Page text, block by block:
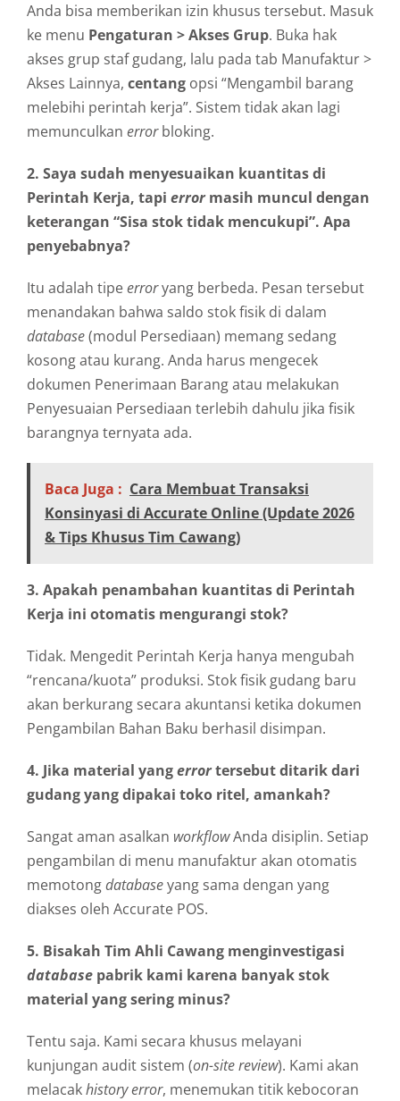
Anda bisa memberikan izin khusus tersebut. Masuk
ke menu Pengaturan > Akses Grup. Buka hak
akses grup staf gudang, lalu pada tab Manufaktur >
Akses Lainnya, centang opsi “Mengambil barang
melebihi perintah kerja”. Sistem tidak akan lagi
memunculkan errorbloking.
2. Saya sudah menyesuaikan kuantitas di
Perintah Kerja, tapi errormasih muncul dengan
keterangan “Sisa stok tidak mencukupi”. Apa
penyebabnya?
Itu adalah tipeerroryang berbeda. Pesan tersebut
menandakan bahwa saldo stok fisik di dalam
database(modul Persediaan) memang sedang
kosong atau kurang. Anda harus mengecek
dokumen Penerimaan Barang atau melakukan
Penyesuaian Persediaan terlebih dahulu jika fisik
barangnya ternyata ada.
Baca Juga : Cara Membuat Transaksi
Konsinyasi di Accurate Online (Update 2026
& Tips Khusus Tim Cawang)
3. Apakah penambahan kuantitas di Perintah
Kerja ini otomatis mengurangi stok?
Tidak. Mengedit Perintah Kerja hanya mengubah
“rencana/kuota” produksi. Stok fisik gudang baru
akan berkurang secara akuntansi ketika dokumen
Pengambilan Bahan Baku berhasil disimpan.
4. Jika material yangerrortersebut ditarik dari
gudang yang dipakai toko ritel, amankah?
Sangat aman asalkan workflowAnda disiplin. Setiap
pengambilan di menu manufaktur akan otomatis
memotongdatabaseyang sama dengan yang
diakses oleh Accurate POS.
5. Bisakah Tim Ahli Cawang menginvestigasi
database pabrik kami karena banyak stok
material yang sering minus?
Tentu saja. Kami secara khusus melayani
kunjungan audit sistem (on-site review). Kami akan
melacakhistoryerror, menemukan titik kebocoran